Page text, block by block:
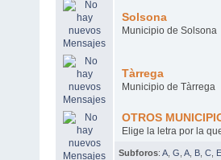
Solsona
Municipio de Solsona
Tàrrega
Municipio de Tàrrega
OTROS
Elige la letra por la
Subforos: A G A B C E